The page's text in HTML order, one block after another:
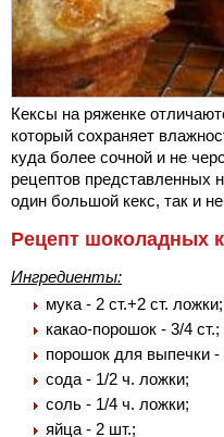
Кексы на ряженке
который сохраняет
куда более сочной и не
рецептов представленных
один большой кекс, так и
Рецепт шоколадных
Ингредиенты:
мука - 2 ст.+2 ст. ложки;
какао-порошок - 3/4 ст.;
порошок для выпечки -
сода - 1/2 ч. ложки;
соль - 1/4 ч. ложки;
яйца - 2 шт.;